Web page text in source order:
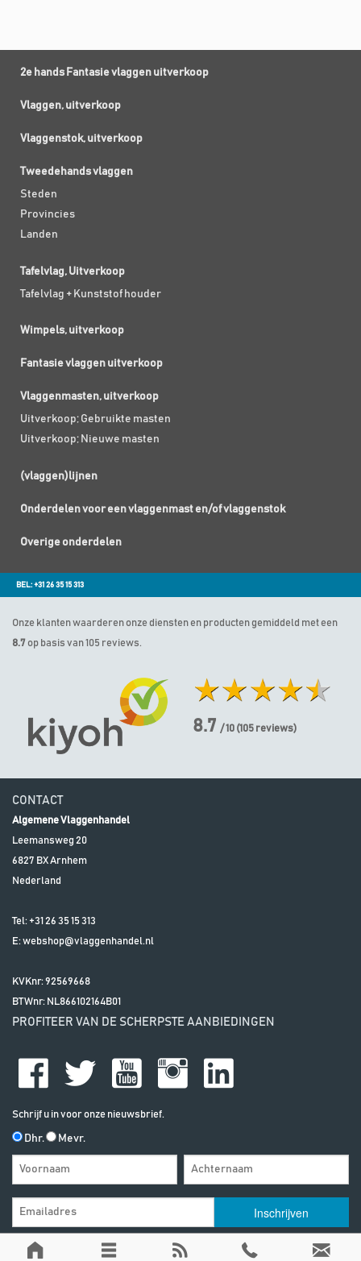
2e hands Fantasie vlaggen uitverkoop
Vlaggen, uitverkoop
Vlaggenstok, uitverkoop
Tweedehands vlaggen
Steden
Provincies
Landen
Tafelvlag, Uitverkoop
Tafelvlag + Kunststof houder
Wimpels, uitverkoop
Fantasie vlaggen uitverkoop
Vlaggenmasten, uitverkoop
Uitverkoop; Gebruikte masten
Uitverkoop; Nieuwe masten
(vlaggen)lijnen
Onderdelen voor een vlaggenmast en/of vlaggenstok
Overige onderdelen
BEL: +31 26 35 15 313
Onze klanten waarderen onze diensten en producten gemiddeld met een
8.7 op basis van 105 reviews.
8.7 / 10 (105 reviews)
CONTACT
Algemene Vlaggenhandel
Leemansweg 20
6827 BXArnhem
Nederland
Tel: +31 26 35 15 313
E:webshop@vlaggenhandel.nl
KVKnr: 92569668
BTWnr: NL866102164B01
PROFITEER VAN DE SCHERPSTE AANBIEDINGEN
Schrijf u in voor onze nieuwsbrief.
Dhr. Mevr.
Algemene Voorwaarden| | Alle vermelde prijzen zijn exclusief btw, tenzij